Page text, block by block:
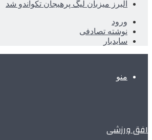
البرز میزبان لیگ پرهیجان تکواندو شد
ورود
نوشته تصادفی
سایدبار
منو
افق ورزشی